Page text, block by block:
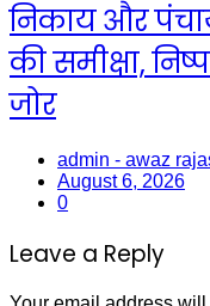
निकाय और
की समीक्षा,
जोर
admin - awaz
August 6, 2026
0
Leave a Reply